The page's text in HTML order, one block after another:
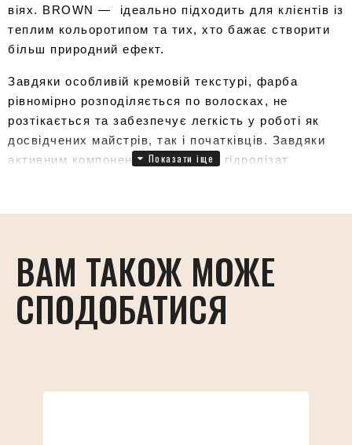
віях. BROWN —  ідеально підходить для клієнтів із
теплим кольоротипом та тих, хто бажає створити
більш природний ефект.
Завдяки особливій кремовій текстурі, фарба
рівномірно розподіляється по волосках, не
розтікається та забезпечує легкість у роботі як
досвідчених майстрів, так і початківців. Завдяки
активним компонентам, таким як гідролізат
Фарба не містить аміаку й має водостійку
формулу, тому її можна використовувати як для
ламінування вій, так і для підготовки до
нарощування. Відтінок зберігається до 6 тижнів,
ВАМ ТАКОЖ МОЖЕ
СПОДОБАТИСЯ